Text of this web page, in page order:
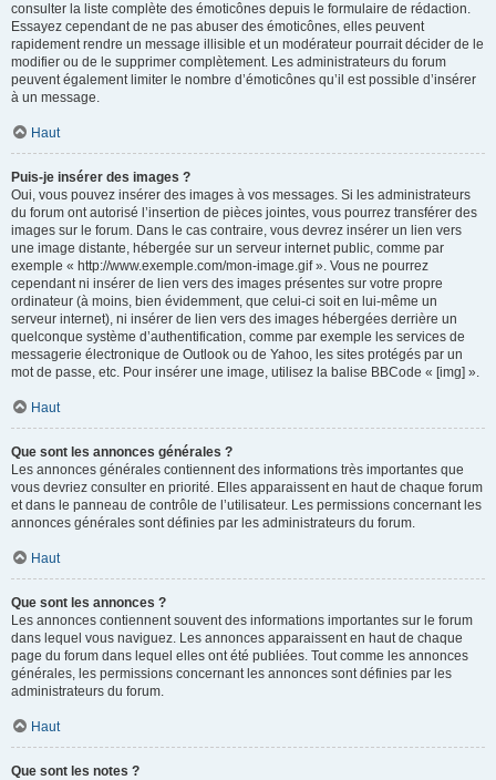
consulter la liste complète des émoticônes depuis le formulaire de rédaction.
Essayez cependant de ne pas abuser des émoticônes, elles peuvent
rapidement rendre un message illisible et un modérateur pourrait décider de le
modifier ou de le supprimer complètement. Les administrateurs du forum
peuvent également limiter le nombre d’émoticônes qu’il est possible d’insérer
à un message.
Haut
Puis-je insérer des images ?
Oui, vous pouvez insérer des images à vos messages. Si les administrateurs
du forum ont autorisé l’insertion de pièces jointes, vous pourrez transférer des
images sur le forum. Dans le cas contraire, vous devrez insérer un lien vers
une image distante, hébergée sur un serveur internet public, comme par
exemple « http://www.exemple.com/mon-image.gif ». Vous ne pourrez
cependant ni insérer de lien vers des images présentes sur votre propre
ordinateur (à moins, bien évidemment, que celui-ci soit en lui-même un
serveur internet), ni insérer de lien vers des images hébergées derrière un
quelconque système d’authentification, comme par exemple les services de
messagerie électronique de Outlook ou de Yahoo, les sites protégés par un
mot de passe, etc. Pour insérer une image, utilisez la balise BBCode « [img] ».
Haut
Que sont les annonces générales ?
Les annonces générales contiennent des informations très importantes que
vous devriez consulter en priorité. Elles apparaissent en haut de chaque forum
et dans le panneau de contrôle de l’utilisateur. Les permissions concernant les
annonces générales sont définies par les administrateurs du forum.
Haut
Que sont les annonces ?
Les annonces contiennent souvent des informations importantes sur le forum
dans lequel vous naviguez. Les annonces apparaissent en haut de chaque
page du forum dans lequel elles ont été publiées. Tout comme les annonces
générales, les permissions concernant les annonces sont définies par les
administrateurs du forum.
Haut
Que sont les notes ?